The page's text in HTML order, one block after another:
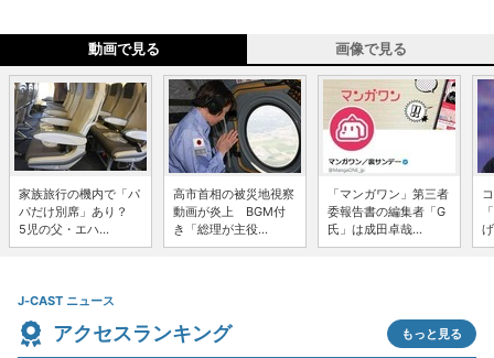
動画で見る 画像で見る
家族旅行の機内で「パ
パだけ別席」あり？
5児の父・エハ...
高市首相の被災地視察
動画が炎上 BGM付
き「総理が主役...
「マンガワン」第三者
委報告書の編集者「G
氏」は成田卓哉...
J-CAST ニュース
アクセスランキング もっと見る